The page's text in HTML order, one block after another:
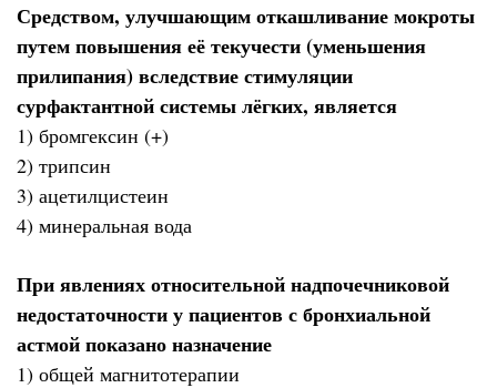
Средством, улучшающим откашливание мокроты
путем повышения её текучести (уменьшения
прилипания) вследствие стимуляции
сурфактантной системы лёгких, является
1) бромгексин (+)
2) трипсин
3) ацетилцистеин
4) минеральная вода
При явлениях относительной надпочечниковой
недостаточности у пациентов с бронхиальной
астмой показано назначение
1) общей магнитотерапии